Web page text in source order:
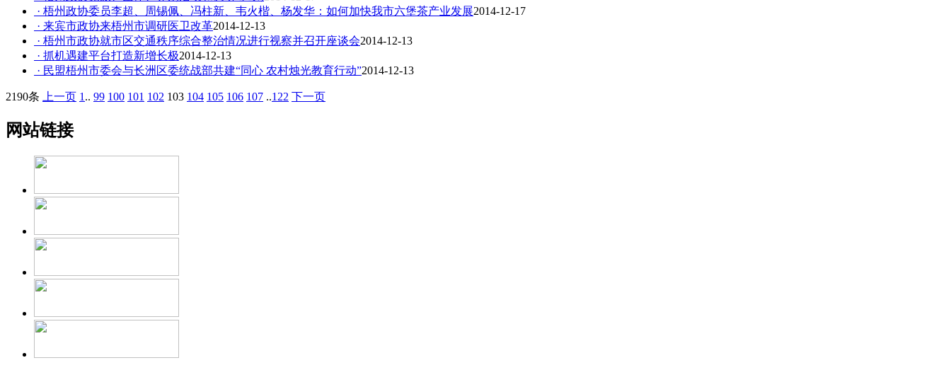
· 梧州政协委员李超、周锡佩、冯柱新、韦火楷、杨发华：如何加快我市六堡茶产业发展2014-12-17
· 来宾市政协来梧州市调研医卫改革2014-12-13
· 梧州市政协就市区交通秩序综合整治情况进行视察并召开座谈会2014-12-13
· 抓机遇建平台打造新增长极2014-12-13
· 民盟梧州市委会与长洲区委统战部共建“同心 农村烛光教育行动”2014-12-13
2190条 上一页 1 .. 99 100 101 102 103 104 105 106 107 ..122 下一页
网站链接